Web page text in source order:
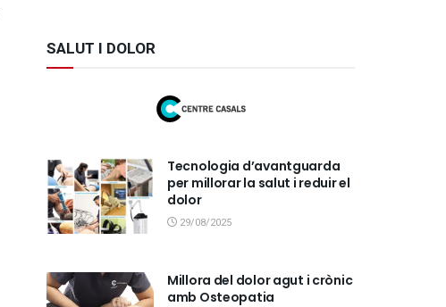
SALUT I DOLOR
Tecnologia d’avantguarda
per millorar la salut i reduir el
dolor
29/08/2025
Millora del dolor agut i crònic
amb Osteopatia